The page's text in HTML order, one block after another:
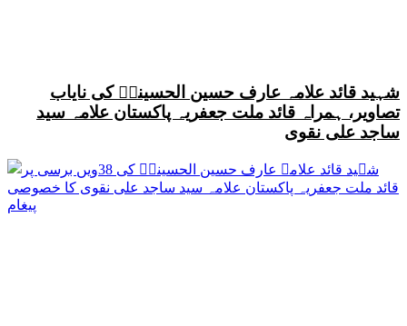
شہید قائد علامہ عارف حسین الحسینیؒ کی نایاب
تصاویر، ہمراہ قائد ملت جعفریہ پاکستان علامہ سید
ساجد علی نقوی